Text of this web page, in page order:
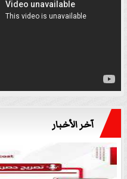
آخر الأخبار